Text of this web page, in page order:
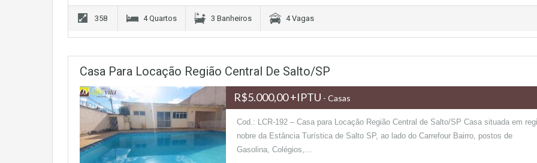
358 4 Quartos 3 Banheiros 4 Vagas
Casa Para Locação Região Central De Salto/SP
R$5.000,00 +IPTU - Casas
Cod.: LCR-192 – Casa para Locação Região Central de Salto/SP Casa situada em
nobre da Estância Turística de Salto SP, ao lado do Carrefour Bairro, postos de
Gasolina, Colégios,…